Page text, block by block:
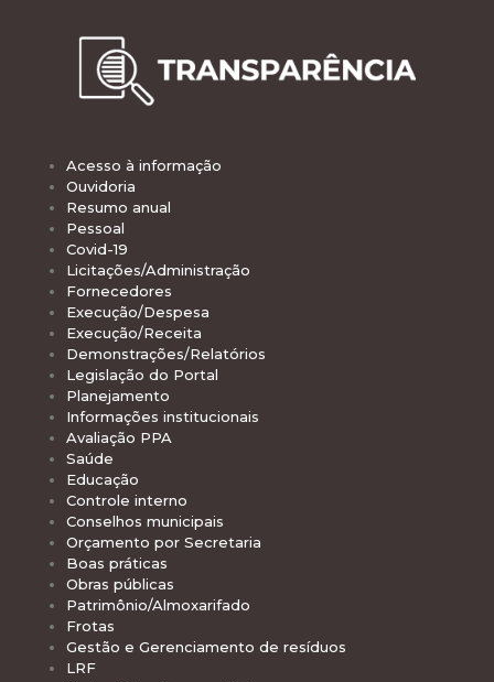
Acesso à informação
Ouvidoria
Resumo anual
Pessoal
Covid-19
Licitações/Administração
Fornecedores
Execução/Despesa
Execução/Receita
Demonstrações/Relatórios
Legislação do Portal
Planejamento
Informações institucionais
Avaliação PPA
Saúde
Educação
Controle interno
Conselhos municipais
Orçamento por Secretaria
Boas práticas
Obras públicas
Patrimônio/Almoxarifado
Frotas
Gestão e Gerenciamento de resíduos
LRF